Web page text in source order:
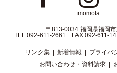
momota
〒813-0034 福岡県福岡
TEL 092-611-2661 FAX 092-611-
リンク集 新着情報 プライバ
お問い合わせ・資料請求